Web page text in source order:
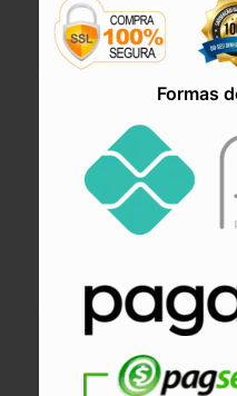
Formas